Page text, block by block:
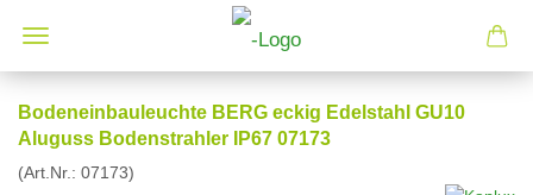
Bodeneinbauleuchte BERG eckig Edelstahl GU10
Aluguss Bodenstrahler IP67 07173
(Art.Nr.: 07173)